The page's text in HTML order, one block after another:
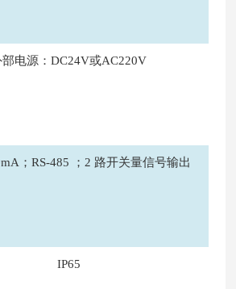
部电源：DC24V或AC220V
；RS-485 ；2 路开关量信号输出
IP65